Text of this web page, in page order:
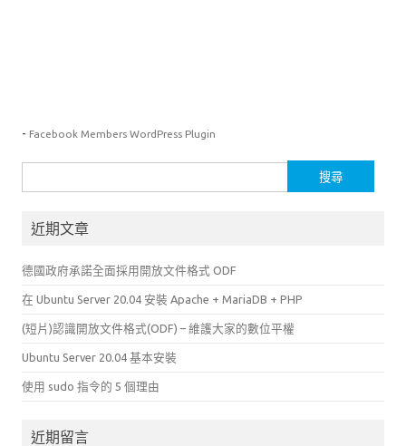
- Facebook Members WordPress Plugin
尋
鍵近期文章
德國政府承諾全面採用開放文件格式 ODF
在 Ubuntu Server 20.04 安裝 Apache + MariaDB + PHP
(短片)認識開放文件格式(ODF) – 維護大家的數位平權
Ubuntu Server 20.04 基本安裝
使用 sudo 指令的 5 個理由
近期留言